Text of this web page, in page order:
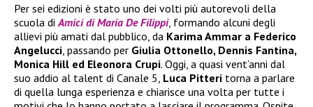
Per sei edizioni è stato uno dei volti più autorevoli della
scuola di Amici di Maria De Filippi, formando alcuni degli
allievi più amati dal pubblico, da Karima Ammar a Federico
Angelucci , passando per Giulia Ottonello, Dennis Fantina,
Monica Hill ed Eleonora Crupi. Oggi, a quasi vent’anni dal
suo addio al talent di Canale 5, Luca Pitteri torna a parlare
di quella lunga esperienza e chiarisce una volta per tutte i